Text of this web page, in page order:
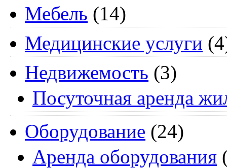
Мебель (14)
Медицинские услуги
Недвижемость (3)
Посуточная аренда
Оборудование (24)
Аренда оборудования